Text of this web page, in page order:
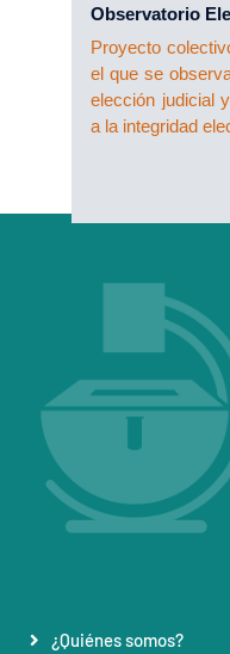
Observatorio
Proyecto
el que se
elección judicial
a la integridad
¿Quiénes somos?